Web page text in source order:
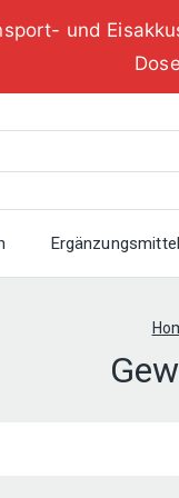
und
Ergänzungsmittel